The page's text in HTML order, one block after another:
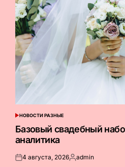
ОПУБЛИКОВАНО
В
НОВОСТИ РАЗНЫЕ
Базовый свадебный
аналитика
Опубликовано
4 августа, 2026Запись
admin